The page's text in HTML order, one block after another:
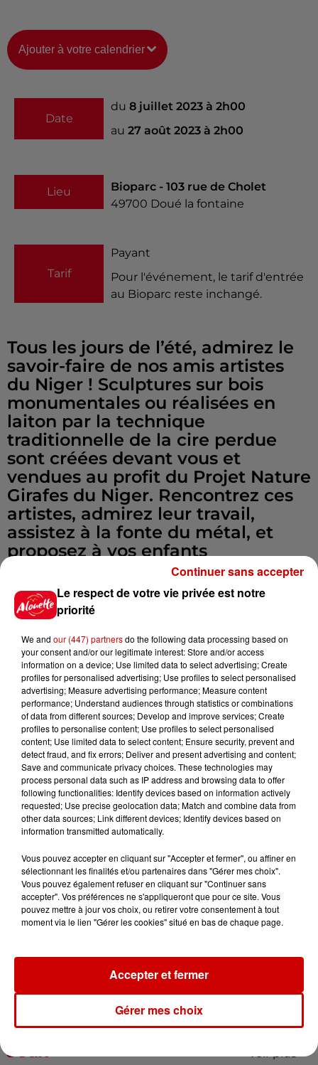
Ajouter à votre calendrier
Date
du 8 juillet 2023 à 2h00
au 27 août 2023 à 2h00
Lieu
Bioparc - 103 rue de Cholet
49700 Doué la fontaine
Tarif
Payant
Pour l'événement, le tarif d'entrée
au Bioparc reste inchangé.
Tous les jours de l’été, admirez le
savoir-faire de nos amis artistes
du Niger ! Sculptures sur bois
monumentales ou réalisées en
laiton par la technique
traditionnelle de la cire perdue
sont créées devant vous et
vendues au profit du Projet Nature
Girafes du Niger. Rencontrez ces
artistes, admirez leur travail,
assistez à la fonte du métal, et
proposez à vos enfants
d’apprendre à sculpter lors d’un
atelier.
Infos
11h51
À LA UNE : professeur
condamné, repreneurs pour
Duralex et la...
11h01
Un professeur du Maine-et-Loire
condamné pour des échanges...
10h10
potentiels
7h03
droit à son festival
Jeux Voir plus
Le respect de votre vie privée est notre
priorité
We and our (447) partnersdo the following data processing based on
your consent and/or our legitimate interest: Store and/or access
information on a device; Use limited data to select advertising; Create
profiles for personalised advertising; Use profiles to select personalised
advertising; Measure advertising performance; Measure content
performance; Understand audiences through statistics or combinations
of data from different sources; Develop and improve services; Create
profiles to personalise content; Use profiles to select personalised
content; Use limited data to select content; Ensure security, prevent and
detect fraud, and fix errors; Deliver and present advertising and content;
Save and communicate privacy choices. These technologies may
process personal data such as IP address and browsing data to offer
following functionalities: Identify devices based on information actively
requested; Use precise geolocation data; Match and combine data from
other data sources; Link different devices; Identify devices based on
information transmitted automatically.
Vous pouvez accepter en cliquant sur "Accepter et fermer", ou affiner en
sélectionnant les finalités et/ou partenaires dans "Gérer mes choix".
Vous pouvez également refuser en cliquant sur "Continuer sans
accepter". Vos préférences ne s'appliqueront que pour ce site. Vous
pouvez mettre à jour vos choix, ou retirer votre consentement à tout
moment via le lien "Gérer les cookies" situé en bas de chaque page.
Gérer mes choix
Accepter et fermer
Continuer sans accepter